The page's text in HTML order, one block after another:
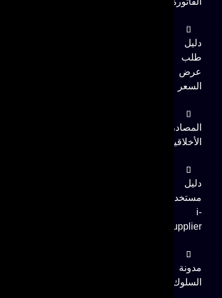
دليل
طلب
عرض
السعر
المصادر
الأخلاقية
دليل
مستخدم
i-
supplier
مدونة
السلوك